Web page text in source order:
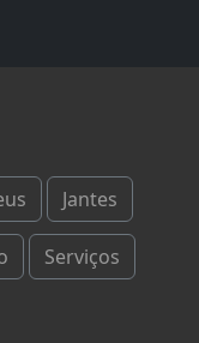
Jantes
Serviços